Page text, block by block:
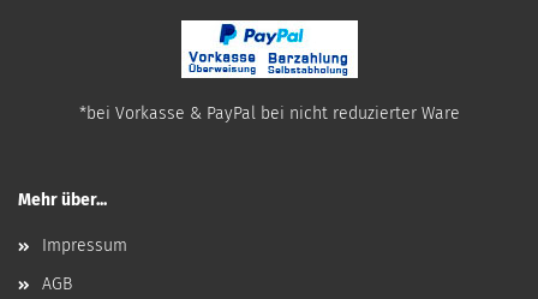
*bei Vorkasse & PayPal bei nicht reduzierter Ware
Mehr über...
Impressum
AGB